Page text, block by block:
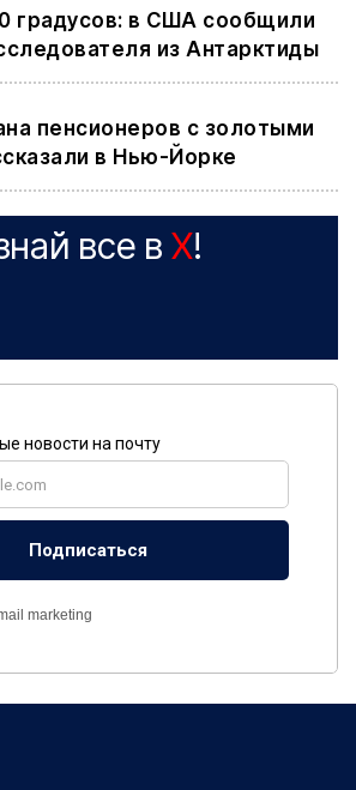
градусов: в США сообщили
из Антарктиды
пенсионеров с золотыми
в Нью-Йорке
все в X!